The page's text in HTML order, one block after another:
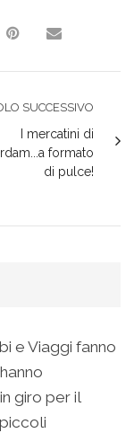
SUCCESSIVO
I mercatini di
formato
di pulce!
e Viaggi fanno
giro per il